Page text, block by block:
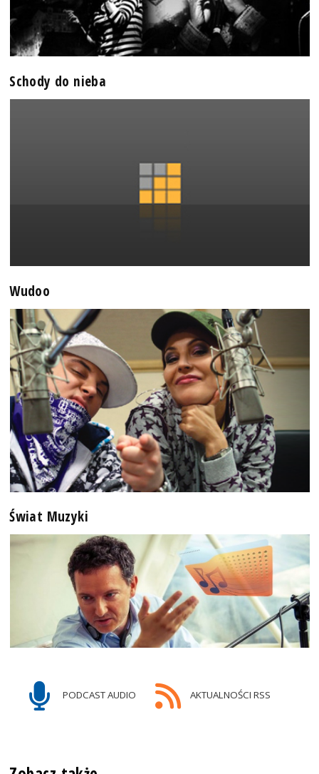
Schody do nieba
Wudoo
Świat Muzyki
PODCAST AUDIO AKTUALNOŚCI RSS